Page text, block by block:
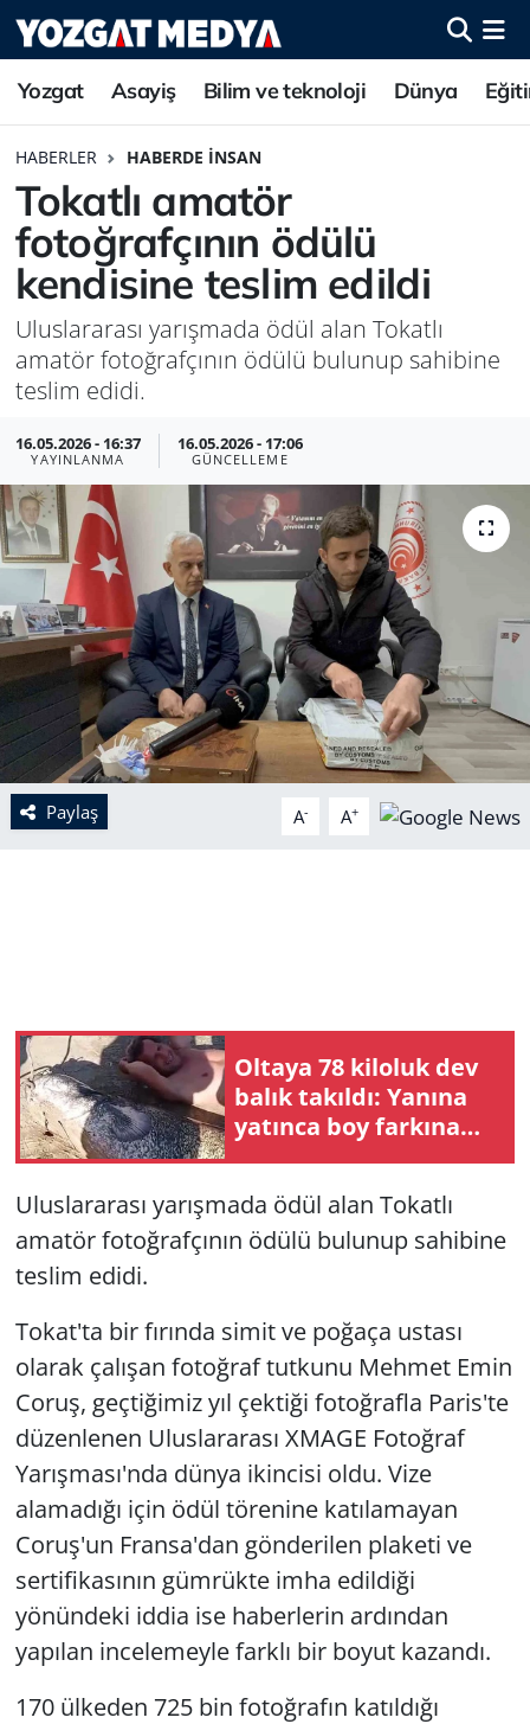
Yozgat Asayiş Bilim ve teknoloji Dünya
HABERLER HABERDE İNSAN
Tokatlı amatör
fotoğrafçının ödülü
kendisine teslim edildi
Uluslararası yarışmada ödül alan Tokatlı
amatör fotoğrafçının ödülü bulunup sahibine
teslim edidi.
16.05.2026 - 16:37
YAYINLANMA
16.05.2026 - 17:06
GÜNCELLEME
Paylaş A- A+
Oltaya 78 kiloluk dev
balık takıldı: Yanına
yatınca boy farkına
şok oldu
Uluslararası yarışmada ödül alan Tokatlı
amatör fotoğrafçının ödülü bulunup sahibine
teslim edidi.
Tokat'ta bir fırında simit ve poğaça ustası
olarak çalışan fotoğraf tutkunu Mehmet Emin
Coruş, geçtiğimiz yıl çektiği fotoğrafla Paris'te
düzenlenen Uluslararası XMAGE Fotoğraf
Yarışması'nda dünya ikincisi oldu. Vize
alamadığı için ödül törenine katılamayan
Coruş'un Fransa'dan gönderilen plaketi ve
sertifikasının gümrükte imha edildiği
yönündeki iddia ise haberlerin ardından
yapılan incelemeyle farklı bir boyut kazandı.
170 ülkeden 725 bin fotoğrafın katıldığı